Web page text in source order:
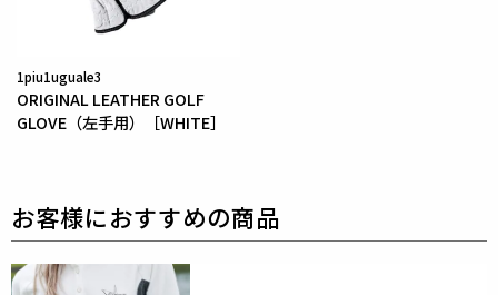
1piu1uguale3
ORIGINAL LEATHER GOLF
GLOVE（左手用）［WHITE］